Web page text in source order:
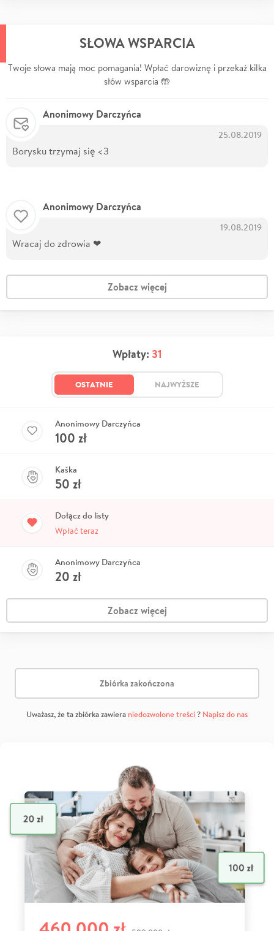
SŁOWA WSPARCIA
Twoje słowa mają moc pomagania! Wpłać darowiznę i przekaż kilka
słów wsparcia 🤲
Anonimowy Darczyńca
25.08.2019
Borysku trzymaj się <3
Anonimowy Darczyńca
19.08.2019
Wracaj do zdrowia ❤
Zobacz więcej
Wpłaty: 31
OSTATNIE NAJWYŻSZE
Anonimowy Darczyńca
100 zł
Kaśka
50 zł
Dołącz do listy
Wpłać teraz
Anonimowy Darczyńca
20 zł
Zobacz więcej
Zbiórka zakończona
Uważasz, że ta zbiórka zawiera niedozwolone treści? Napisz do nas